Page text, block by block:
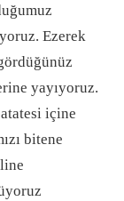
Ezerek
yayıyoruz.
içine
bitene